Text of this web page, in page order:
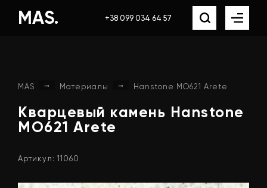
MAS. +38 099 034 64 57
MAS → Материалы → Hanstone MO621 Arete
Кварцевый камень Hanstone
MO621 Arete
Артикул: 11060